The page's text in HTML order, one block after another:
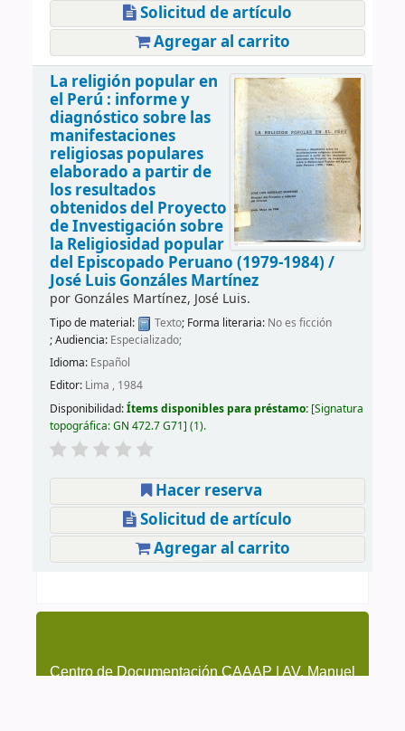
Solicitud de artículo
Agregar al carrito
La religión popular en
el Perú : informe y
diagnóstico sobre las
manifestaciones
religiosas populares
elaborado a partir de
los resultados
obtenidos del Proyecto
de Investigación sobre
la Religiosidad popular
del Episcopado Peruano (1979-1984) /
José Luis Gonzáles Martínez
por Gonzáles Martínez, José Luis.
Tipo de material: Texto; Forma literaria: No es ficción
; Audiencia: Especializado;
Idioma: Español
Editor: Lima , 1984
Disponibilidad:Ítems disponibles para préstamo: Signatura
topográfica:GN 472.7 G71 (1).
Hacer reserva
Solicitud de artículo
Agregar al carrito
Centro de Documentación CAAAP | AV. Manuel